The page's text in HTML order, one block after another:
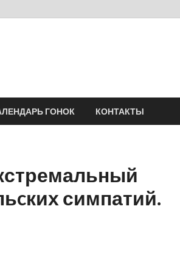
ГОНОК КОНТАКТЫ
симпатий.